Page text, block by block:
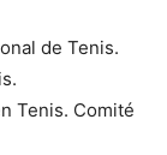
de Tenis.
Tenis. Comité